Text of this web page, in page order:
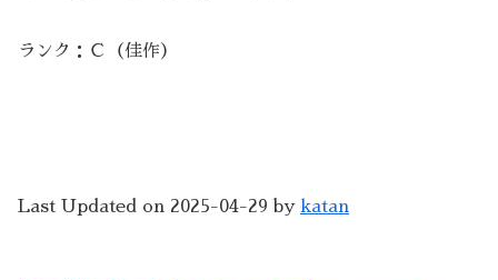
ランク：Ｃ（佳作）
Last Updated on 2025-04-29 by katan